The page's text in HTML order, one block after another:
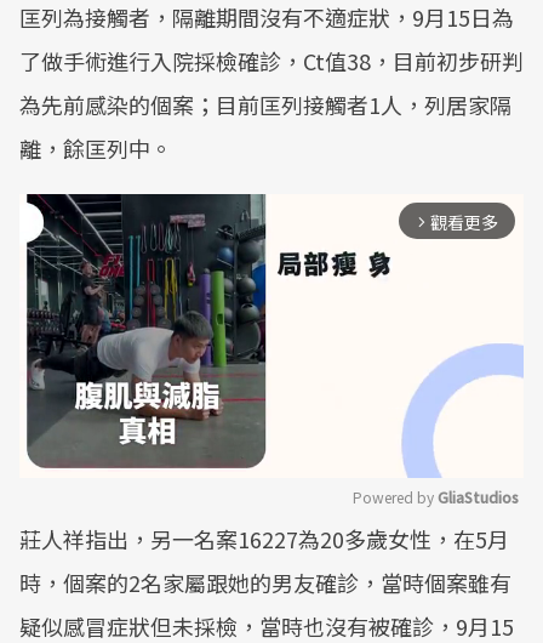
匡列為接觸者，隔離期間沒有不適症狀，9月15日為
了做手術進行入院採檢確診，Ct值38，目前初步研判
為先前感染的個案；目前匡列接觸者1人，列居家隔
離，餘匡列中。
arrow_forward_ios 觀看更多
Mute
Powered by GliaStudios
莊人祥指出，另一名案16227為20多歲女性，在5月
時，個案的2名家屬跟她的男友確診，當時個案雖有
疑似感冒症狀但未採檢，當時也沒有被確診，9月15